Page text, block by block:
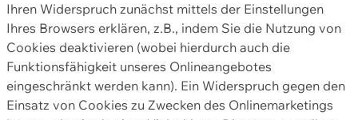
Ihren Widerspruch zunächst mittels der Einstellungen
Ihres Browsers erklären, z.B., indem Sie die Nutzung von
Cookies deaktivieren (wobei hierdurch auch die
Funktionsfähigkeit unseres Onlineangebotes
eingeschränkt werden kann). Ein Widerspruch gegen den
Einsatz von Cookies zu Zwecken des Onlinemarketings